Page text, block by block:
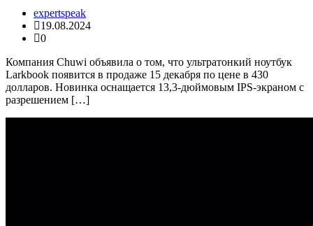
expertspeak
19.08.2024
0
Компания Chuwi объявила о том, что ультратонкий ноутбук
Larkbook появится в продаже 15 декабря по цене в 430
долларов. Новинка оснащается 13,3-дюймовым IPS-экраном с
разрешением […]